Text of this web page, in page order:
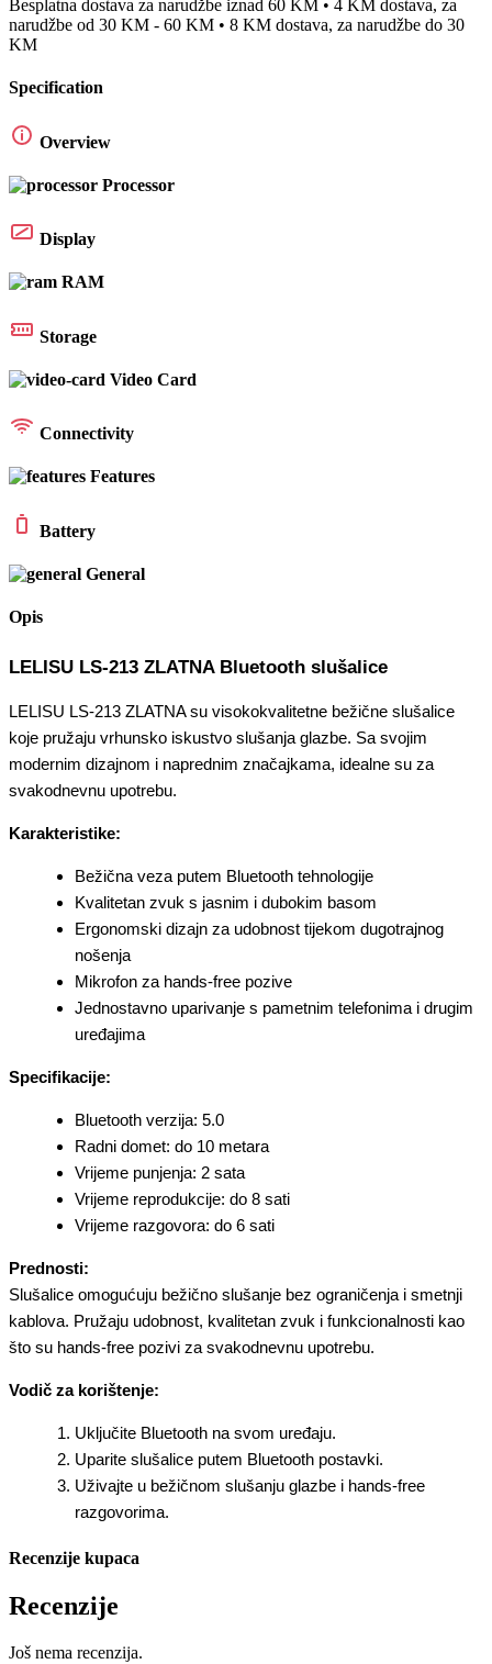
Besplatna dostava za narudžbe iznad 60 KM • 4 KM dostava, za
narudžbe od 30 KM - 60 KM • 8 KM dostava, za narudžbe do 30
KM
Specification
Overview
Processor
Display
RAM
Storage
Video Card
Connectivity
Features
Battery
General
Opis
LELISU LS-213 ZLATNA Bluetooth slušalice
LELISU LS-213 ZLATNA su visokokvalitetne bežične slušalice
koje pružaju vrhunsko iskustvo slušanja glazbe. Sa svojim
modernim dizajnom i naprednim značajkama, idealne su za
svakodnevnu upotrebu.
Karakteristike:
Bežična veza putem Bluetooth tehnologije
Kvalitetan zvuk s jasnim i dubokim basom
Ergonomski dizajn za udobnost tijekom dugotrajnog
nošenja
Mikrofon za hands-free pozive
Jednostavno uparivanje s pametnim telefonima i drugim
uređajima
Specifikacije:
Bluetooth verzija: 5.0
Radni domet: do 10 metara
Vrijeme punjenja: 2 sata
Vrijeme reprodukcije: do 8 sati
Vrijeme razgovora: do 6 sati
Prednosti:
Slušalice omogućuju bežično slušanje bez ograničenja i smetnji
kablova. Pružaju udobnost, kvalitetan zvuk i funkcionalnosti kao
što su hands-free pozivi za svakodnevnu upotrebu.
Vodič za korištenje:
Uključite Bluetooth na svom uređaju.
Uparite slušalice putem Bluetooth postavki.
Uživajte u bežičnom slušanju glazbe i hands-free
razgovorima.
Recenzije kupaca
Recenzije
Još nema recenzija.